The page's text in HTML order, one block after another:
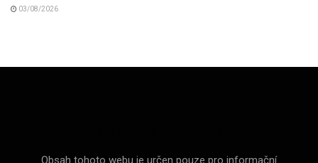
03/08/2026
Obsah tohoto webu je určen pouze pro informační